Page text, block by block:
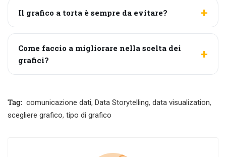
Il grafico a torta è sempre da evitare?
Come faccio a migliorare nella scelta dei
grafici?
Tag: comunicazione dati, Data Storytelling, data visualization,
scegliere grafico, tipo di grafico